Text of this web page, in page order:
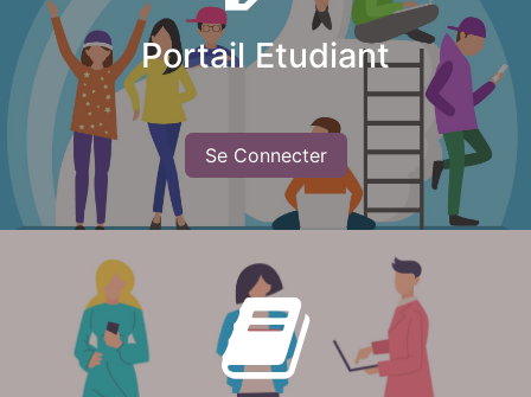
Portail Etudiant
Se Connecter